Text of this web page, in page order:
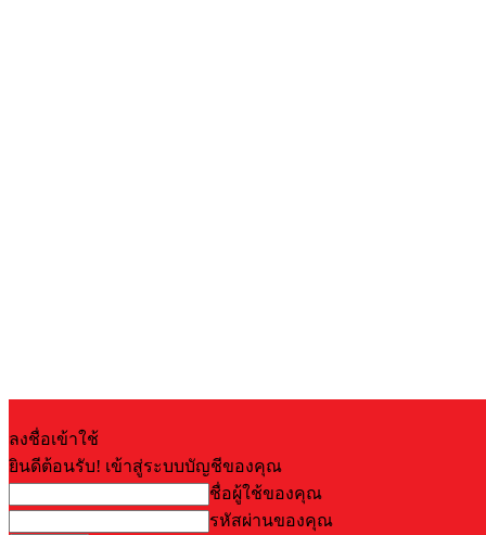
ลงชื่อเข้าใช้
ยินดีต้อนรับ! เข้าสู่ระบบบัญชีของคุณ
ชื่อผู้ใช้ของคุณ
รหัสผ่านของคุณ